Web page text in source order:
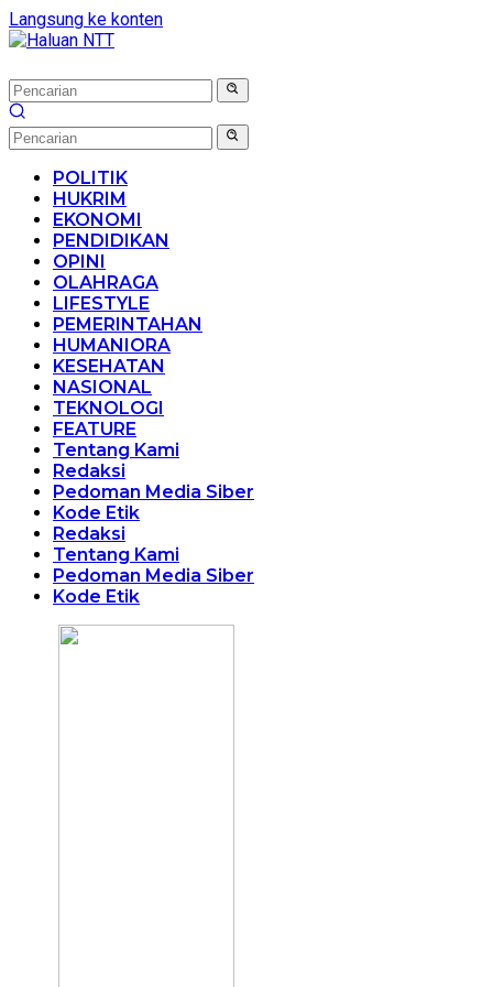
Langsung ke konten
POLITIK
HUKRIM
EKONOMI
PENDIDIKAN
OPINI
OLAHRAGA
LIFESTYLE
PEMERINTAHAN
HUMANIORA
KESEHATAN
NASIONAL
TEKNOLOGI
FEATURE
Tentang Kami
Redaksi
Pedoman Media Siber
Kode Etik
Redaksi
Tentang Kami
Pedoman Media Siber
Kode Etik